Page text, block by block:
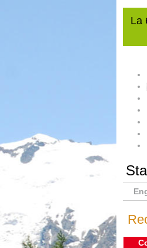
La